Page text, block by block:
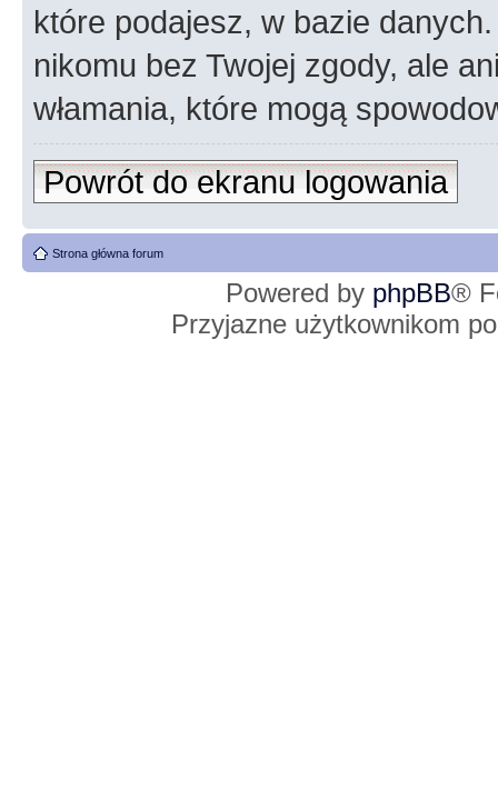
które podajesz, w bazie
nikomu bez Twojej zgody, ale
włamania, które mogą
Powrót do ekranu logowania
Strona główna forum
Powered by phpBB®
Przyjazne użytkownikom